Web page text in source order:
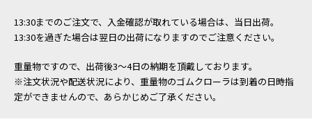
13:30までのご注文で、入金確認が取れている場合は、当日出荷。
13:30を過ぎた場合は翌日の出荷になりますのでご注意ください。
重量物ですので、出荷後3～4日の納期を頂戴しております。
※注文状況や配送状況により、重量物のゴムクローラは到着の日時指
定ができませんので、あらかじめご了承ください。